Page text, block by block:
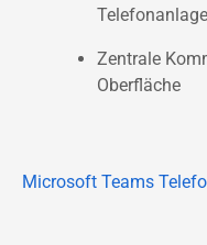
Telefonanlage
Zentrale
Oberfläche
Microsoft Teams